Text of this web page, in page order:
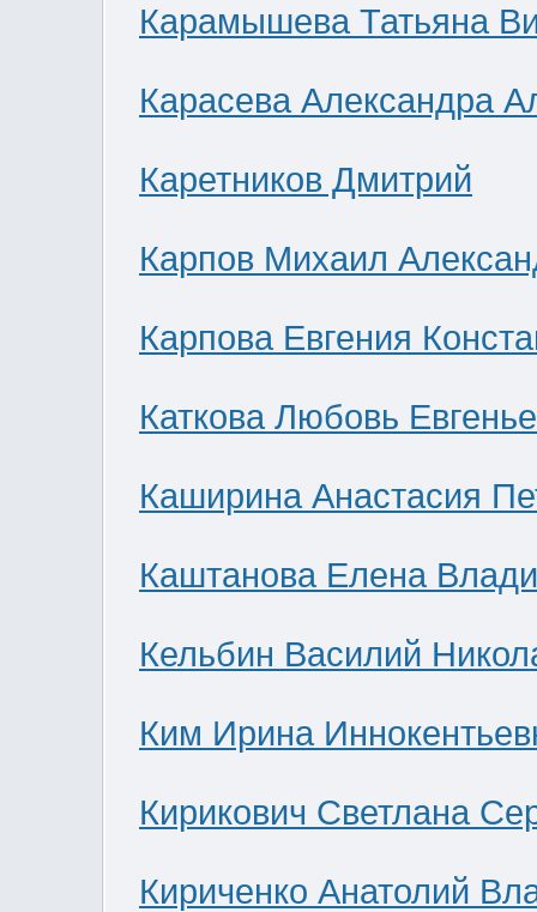
Карамышева Татьяна
Карасева Александра
Каретников Дмитрий
Карпов Михаил
Карпова Евгения
Каткова Любовь
Каширина Анастасия
Каштанова Елена
Кельбин Василий
Ким Ирина
Кирикович Светлана
Кириченко Анатолий